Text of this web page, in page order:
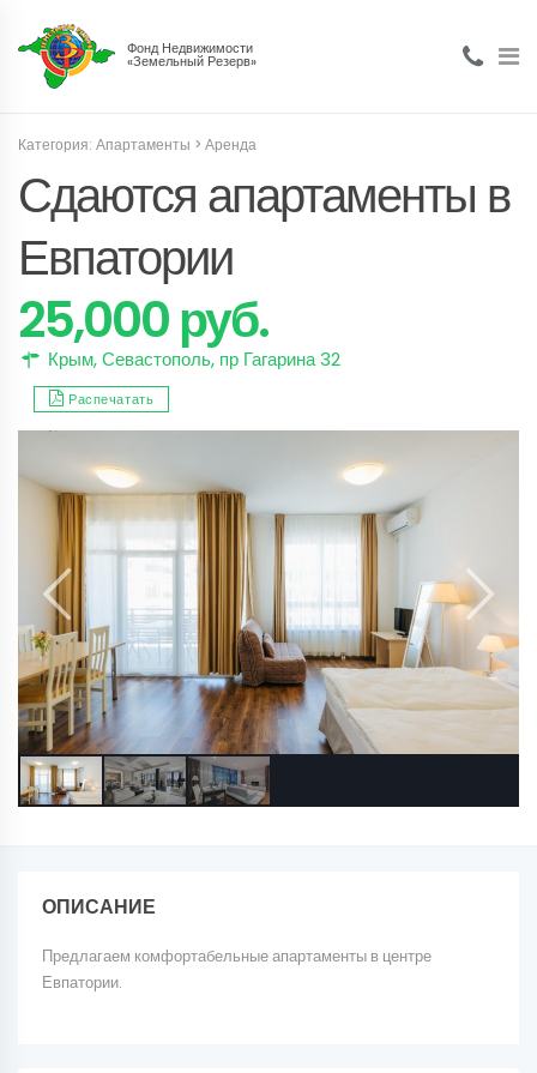
Фонд Недвижимости
«Земельный Резерв»
Категория: Апартаменты > Аренда
Сдаются апартаменты в
Евпатории
25,000 руб.
Крым,Севастополь, пр Гагарина 32
Распечатать
ОПИСАНИЕ
Предлагаем комфортабельные апартаменты в центре
Евпатории.